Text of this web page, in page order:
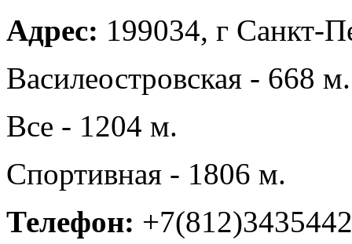
Адрес: 199034, г Санкт-
Василеостровская - 668 м.
Все - 1204 м.
Спортивная - 1806 м.
Телефон: +7(812)3435442